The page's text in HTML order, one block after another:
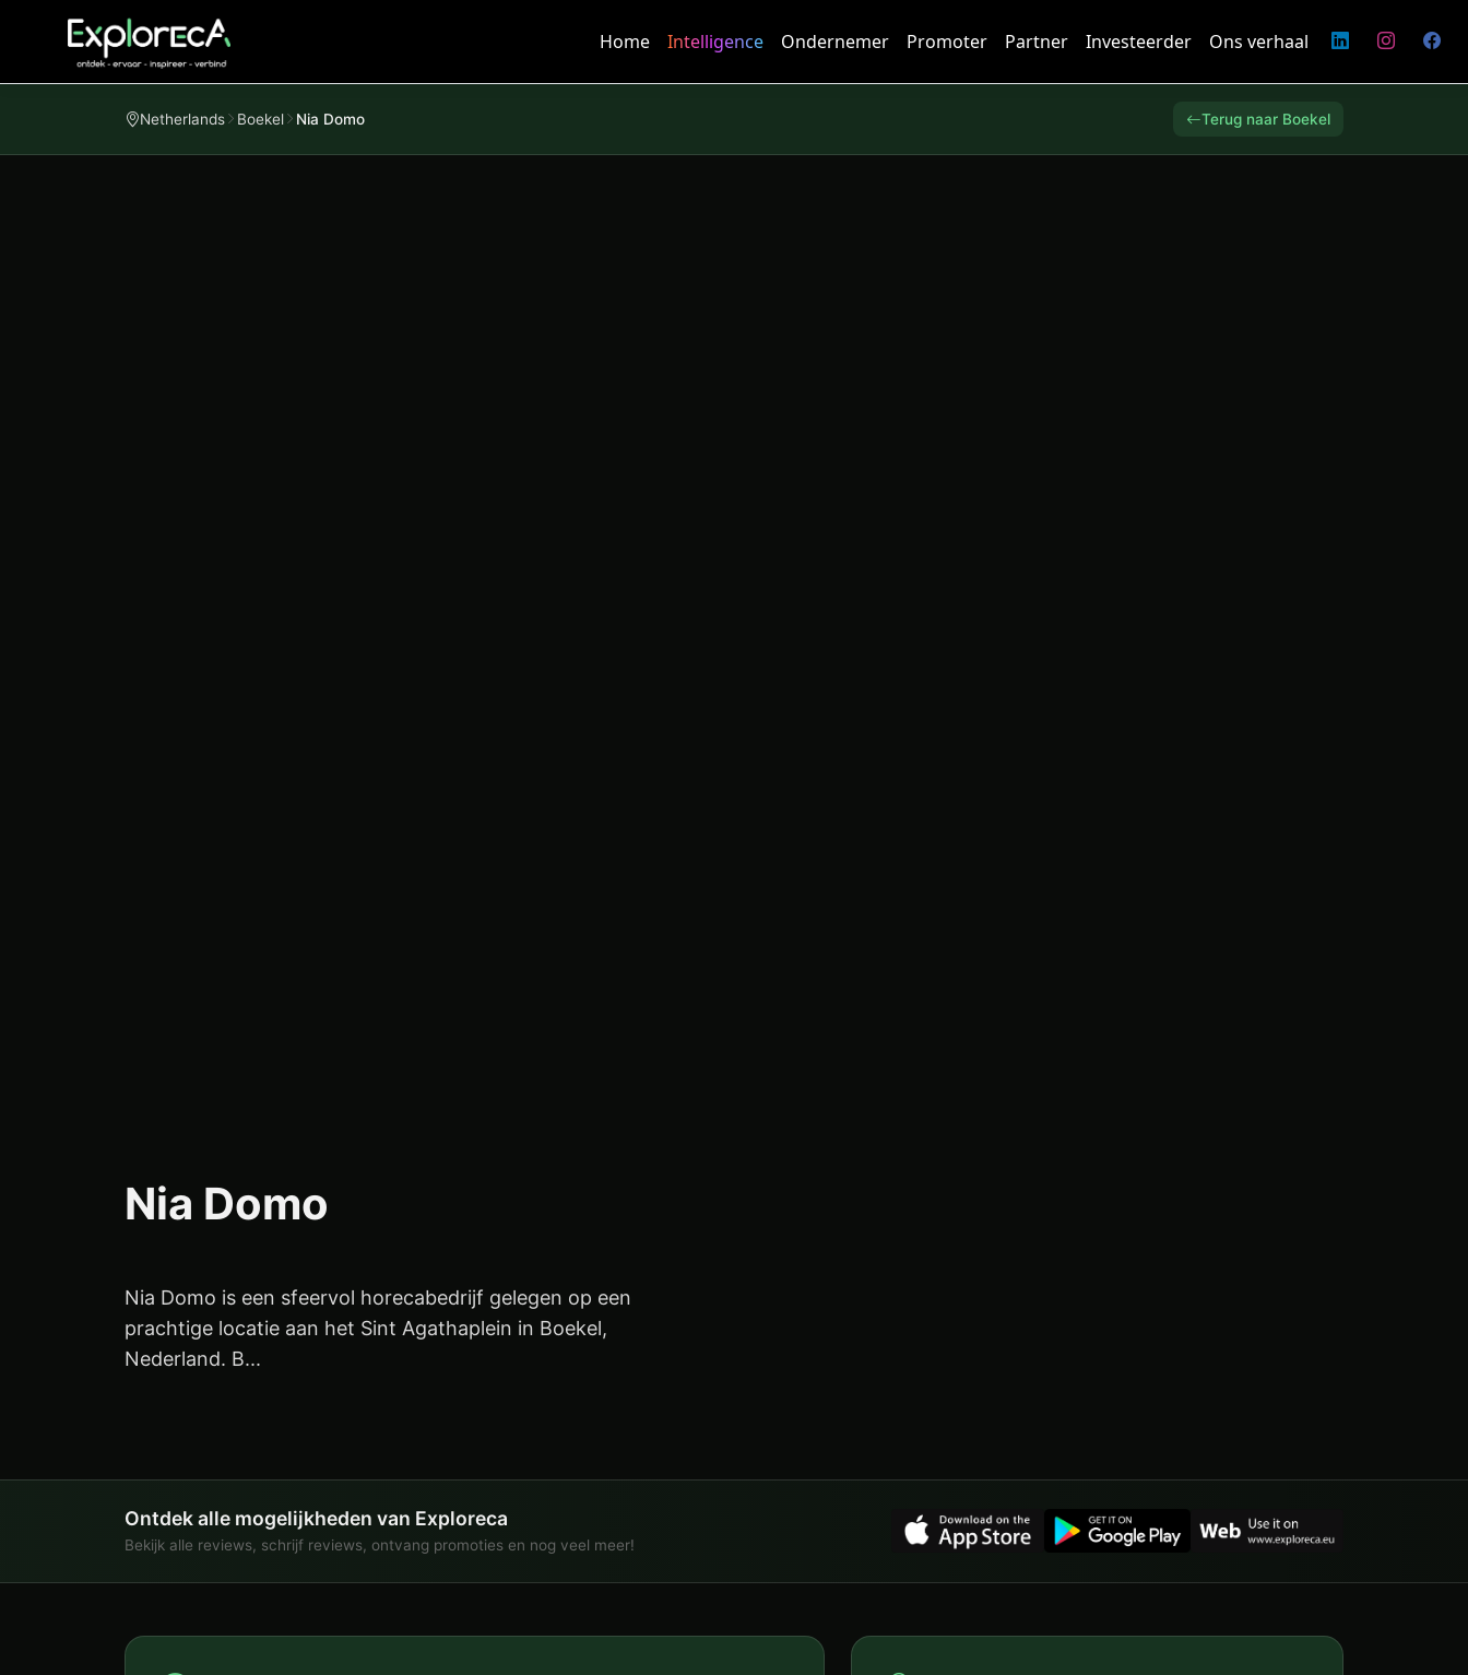
Home Intelligence Ondernemer Promoter Partner Investeerder Ons verhaal
Netherlands Boekel Nia Domo Terug naar Boekel
Nia Domo
Nia Domo is een sfeervol horecabedrijf gelegen op een
prachtige locatie aan het Sint Agathaplein in Boekel,
Nederland. B...
Ontdek alle mogelijkheden van Exploreca
Bekijk alle reviews, schrijf reviews, ontvang promoties en nog veel meer!